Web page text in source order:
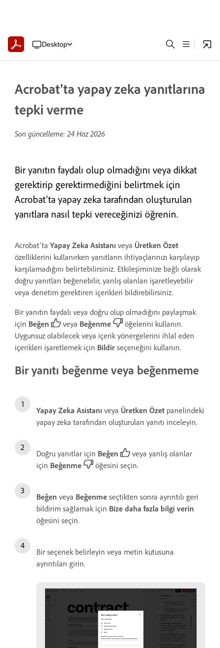
Desktop
Acrobat'ta yapay zeka yanıtlarına
tepki verme
Son güncelleme:24 Haz 2026
Bir yanıtın faydalı olup olmadığını veya dikkat
gerektirip gerektirmediğini belirtmek için
Acrobat'ta yapay zeka tarafından oluşturulan
yanıtlara nasıl tepki vereceğinizi öğrenin.
Acrobat'ta Yapay Zeka Asistanı veya Üretken Özet
özelliklerini kullanırken yanıtların ihtiyaçlarınızı karşılayıp
karşılamadığını belirtebilirsiniz. Etkileşiminize bağlı olarak
doğru yanıtları beğenebilir, yanlış olanları işaretleyebilir
veya denetim gerektiren içerikleri bildirebilirsiniz.
Bir yanıtın faydalı veya doğru olup olmadığını paylaşmak
için Beğen veya Beğenme
öğelerini kullanın.
Uygunsuz olabilecek veya içerik yönergelerini ihlal eden
içerikleri işaretlemek için Bildir seçeneğini kullanın.
Bir yanıtı beğenme veya beğenmeme
Yapay Zeka Asistanı veya Üretken Özet panelindeki
yapay zeka tarafından oluşturulan yanıtı inceleyin.
Doğru yanıtlar için Beğen
veya yanlış olanlar
için Beğenme öğesini seçin.
Beğen veya Beğenme seçtikten sonra ayrıntılı geri
bildirim sağlamak için Bize daha fazla bilgi verin
öğesini seçin.
Bir seçenek belirleyin veya metin kutusuna
ayrıntıları girin.